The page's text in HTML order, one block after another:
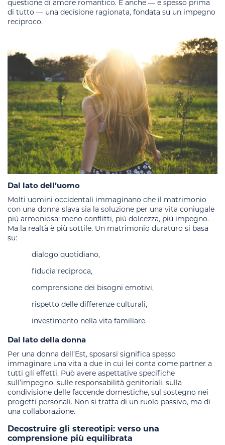
questione di amore romantico. È anche — e spesso prima
di tutto — una decisione ragionata, fondata su un impegno
reciproco.
Dal lato dell’uomo
Molti uomini occidentali immaginano che il matrimonio
con una donna slava sia la soluzione per una vita coniugale
più armoniosa: meno conflitti, più dolcezza, più impegno.
Ma la realtà è più sottile. Un matrimonio duraturo si basa
su:
dialogo quotidiano,
fiducia reciproca,
comprensione dei bisogni emotivi,
rispetto delle differenze culturali,
investimento nella vita familiare.
Dal lato della donna
Per una donna dell’Est, sposarsi significa spesso
immaginare una vita a due in cui lei conta come partner a
tutti gli effetti. Può avere aspettative specifiche
sull’impegno, sulle responsabilità genitoriali, sulla
condivisione delle faccende domestiche, sul sostegno nei
progetti personali. Non si tratta di un ruolo passivo, ma di
una collaborazione.
Decostruire gli stereotipi: verso una
comprensione più equilibrata